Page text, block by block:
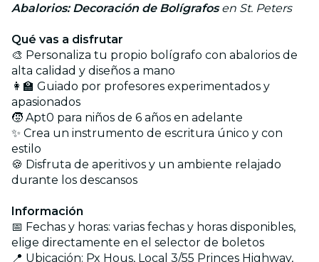
Abalorios: Decoración de Bolígrafosen St. Peters
Qué vas a disfrutar
🎨 Personaliza tu propio bolígrafo con abalorios de
alta calidad y diseños a mano
👩‍🏫 Guiado por profesores experimentados y
apasionados
🧒 Apt0 para niños de 6 años en adelante
✨ Crea un instrumento de escritura único y con
estilo
🍪 Disfruta de aperitivos y un ambiente relajado
durante los descansos
Información
📅 Fechas y horas: varias fechas y horas disponibles,
elige directamente en el selector de boletos
📍 Ubicación: Px Hous, Local 3/55 Princes Highway,